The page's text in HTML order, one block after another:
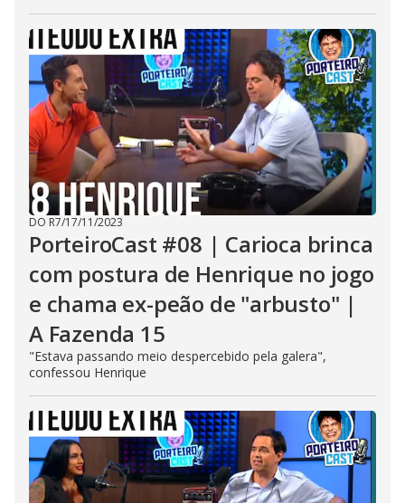
DO R7/17/11/2023
PorteiroCast #08 | Carioca brinca
com postura de Henrique no jogo
e chama ex-peão de "arbusto" |
A Fazenda 15
"Estava passando meio despercebido pela galera",
confessou Henrique